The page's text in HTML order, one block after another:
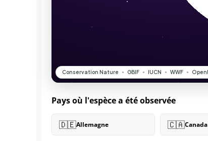
Pays où l'espèce a été observée
🇩🇪Allemagne 🇨🇦Canada